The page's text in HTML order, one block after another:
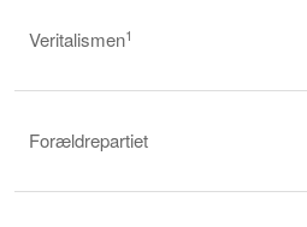
Veritalismen1
Forældrepartiet